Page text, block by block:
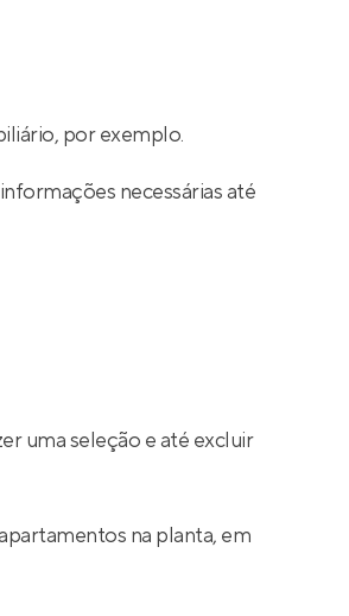
por exemplo.
necessárias até
uma seleção e até excluir
na planta, em